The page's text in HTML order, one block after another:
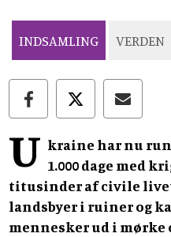
INDSAMLING VERDEN
U kraine har nu
1.000 dage med
titusinder af civile
landsbyer i ruiner og
mennesker ud i mørke